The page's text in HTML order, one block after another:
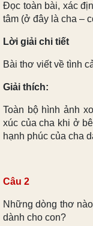
Đọc toàn bài, xác
tâm (ở đây là cha –
Lời giải chi tiết
Bài thơ viết về tình
Giải thích:
Toàn bộ hình ảnh
xúc của cha khi ở
hạnh phúc của cha
Câu 2
Những dòng thơ
dành cho con?